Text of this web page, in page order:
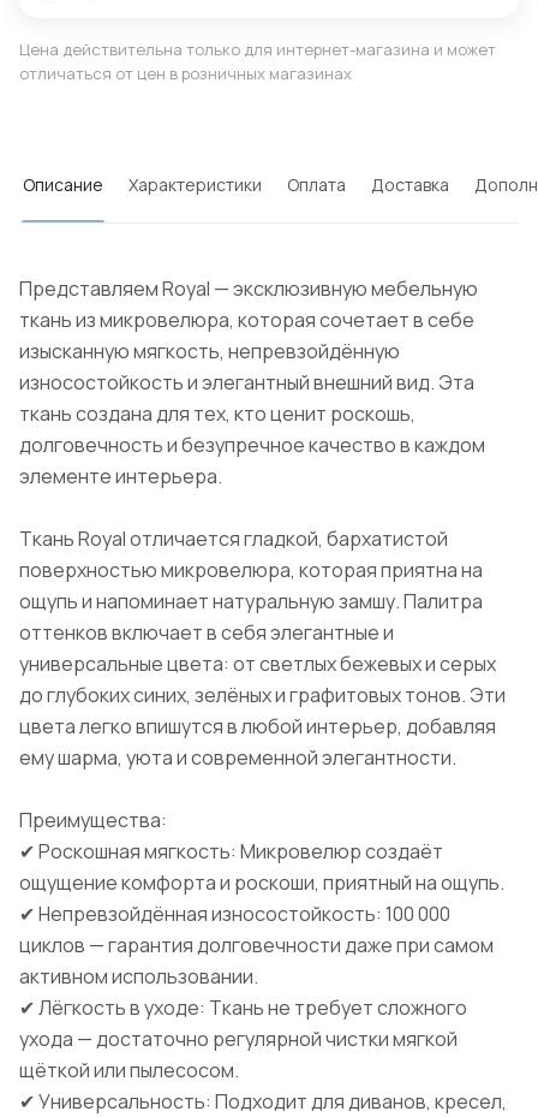
Цена действительна только для интернет-магазина и может
отличаться от цен в розничных магазинах
Описание Характеристики Оплата Доставка
Представляем Royal — эксклюзивную мебельную
ткань из микровелюра, которая сочетает в себе
изысканную мягкость, непревзойдённую
износостойкость и элегантный внешний вид. Эта
ткань создана для тех, кто ценит роскошь,
долговечность и безупречное качество в каждом
элементе интерьера.
Ткань Royal отличается гладкой, бархатистой
поверхностью микровелюра, которая приятна на
ощупь и напоминает натуральную замшу. Палитра
оттенков включает в себя элегантные и
универсальные цвета: от светлых бежевых и серых
до глубоких синих, зелёных и графитовых тонов. Эти
цвета легко впишутся в любой интерьер, добавляя
ему шарма, уюта и современной элегантности.
Преимущества:
✔ Роскошная мягкость: Микровелюр создаёт
ощущение комфорта и роскоши, приятный на ощупь.
✔ Непревзойдённая износостойкость: 100 000
циклов — гарантия долговечности даже при самом
активном использовании.
✔ Лёгкость в уходе: Ткань не требует сложного
ухода — достаточно регулярной чистки мягкой
щёткой или пылесосом.
✔ Универсальность: Подходит для диванов, кресел,